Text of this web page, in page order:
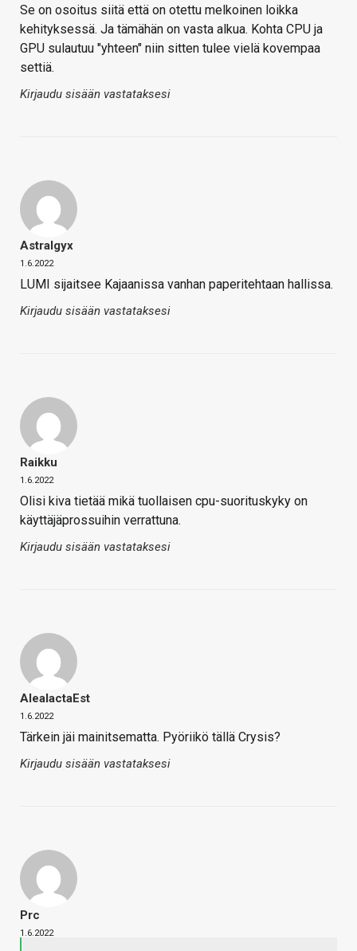
Se on osoitus siitä että on otettu melkoinen loikka
kehityksessä. Ja tämähän on vasta alkua. Kohta CPU ja
GPU sulautuu "yhteen" niin sitten tulee vielä kovempaa
settiä.
Kirjaudu sisään vastataksesi
Astralgyx
1.6.2022
LUMI sijaitsee Kajaanissa vanhan paperitehtaan hallissa.
Kirjaudu sisään vastataksesi
Raikku
1.6.2022
Olisi kiva tietää mikä tuollaisen cpu-suorituskyky on
käyttäjäprossuihin verrattuna.
Kirjaudu sisään vastataksesi
AleaIactaEst
1.6.2022
Tärkein jäi mainitsematta. Pyöriikö tällä Crysis?
Kirjaudu sisään vastataksesi
Prc
1.6.2022